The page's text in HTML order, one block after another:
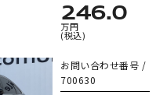
246.0
万円
(税込)
お問い合わせ番号 /
700630